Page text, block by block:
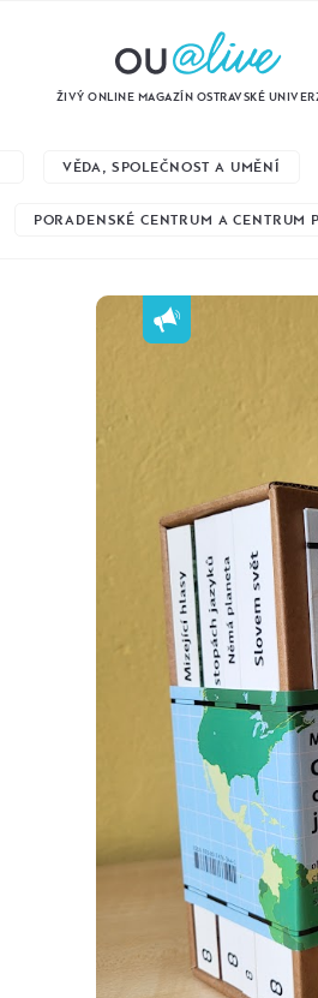
ŽIVÝ ONLINE MAGAZÍN OSTRAVSKÉ
VĚDA, SPOLEČNOST A UMĚNÍ
PORADENSKÉ CENTRUM A CENTRUM